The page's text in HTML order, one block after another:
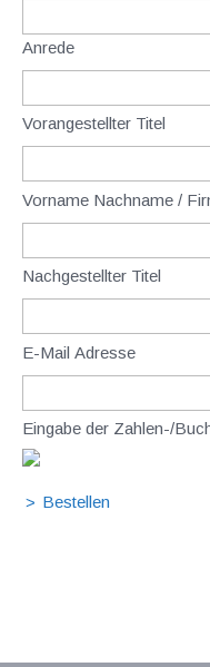
Anrede
Vorangestellter Titel
Vorname Nachname /
Nachgestellter Titel
E-Mail Adresse
Eingabe der Zahlen-/